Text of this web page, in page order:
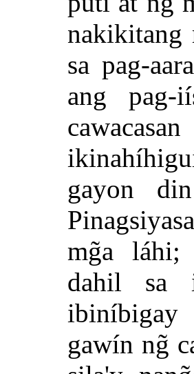
nakikitang
sa pag-
ang pag-
gayon
mg̃a láhi;
dahil sa
ibiníbigay
gawín ng̃